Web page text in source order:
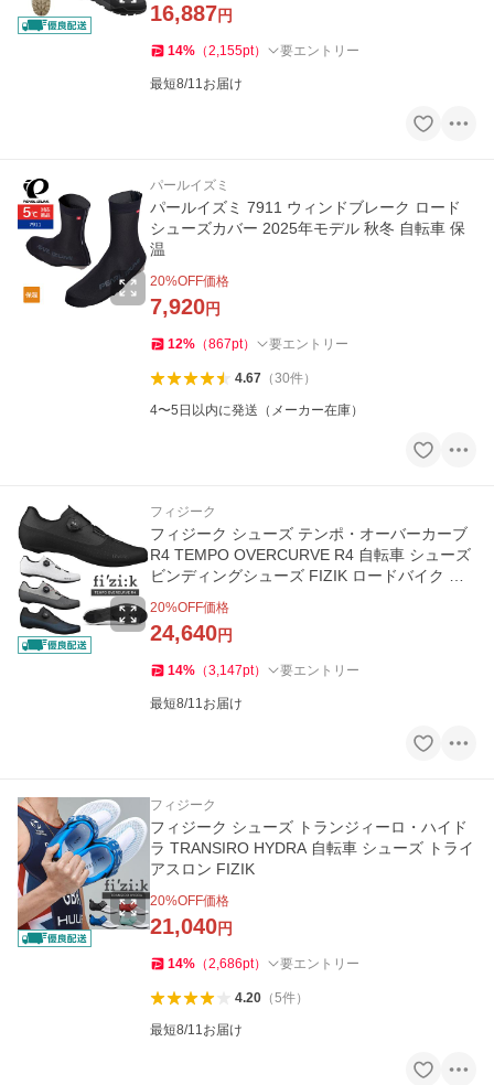
16,887円
14% （2,155pt） 要エントリー
最短8/11お届け
パールイズミ
パールイズミ 7911 ウィンドブレーク ロード
シューズカバー 2025年モデル 秋冬 自転車 保
温
20%OFF価格
7,920円
12% （867pt） 要エントリー
4.67（30件）
4〜5日以内に発送（メーカー在庫）
フィジーク
フィジーク シューズ テンポ・オーバーカーブ
R4 TEMPO OVERCURVE R4 自転車 シューズ
ビンディングシューズ FIZIK ロードバイク ロ
20%OFF価格
24,640円
14% （3,147pt） 要エントリー
最短8/11お届け
フィジーク
フィジーク シューズ トランジィーロ・ハイド
ラ TRANSIRO HYDRA 自転車 シューズ トライ
アスロン FIZIK
20%OFF価格
21,040円
14% （2,686pt） 要エントリー
4.20（5件）
最短8/11お届け